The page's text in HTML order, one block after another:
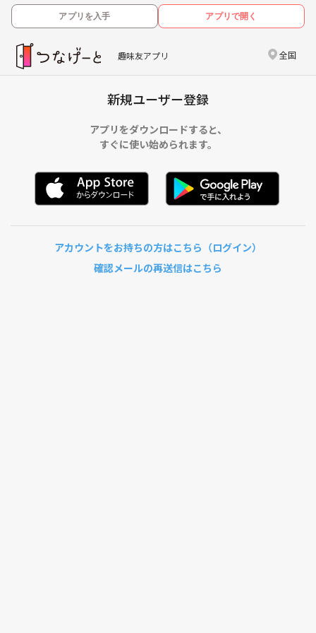
アプリを入手 アプリで開く
趣味友アプリ 全国
新規ユーザー登録
アプリをダウンロードすると、
すぐに使い始められます。
アカウントをお持ちの方はこちら（ログイン）
確認メールの再送信はこちら